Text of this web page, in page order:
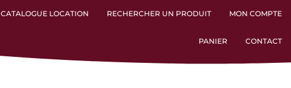
CATALOGUE LOCATION RECHERCHER UN PRODUIT MON COMPTE
PANIER CONTACT